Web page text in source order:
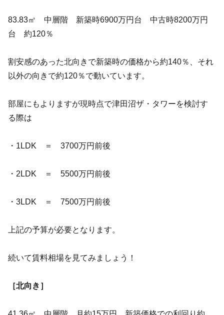
83.83㎡ 中層階 新築時6900万円台 中古時8200万円
台 約120％
割安感のあった北向きで新築時の価格から約140％、それ
以外の向きで約120％で動いています。
部屋にもよりますが現時点で津田沼ザ・タワーを検討す
る際は
・1LDK ＝ 3700万円前後
・2LDK ＝ 5500万円前後
・3LDK ＝ 7500万円前後
上記の予算が必要となります。
続いて賃料相場を見てみましょう！
［北向き］